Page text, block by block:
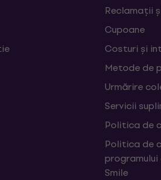
Reclamații
Cupoane
Costuri și
Metode de
Urmărire
Servicii
Politica de
Politica de
Smile